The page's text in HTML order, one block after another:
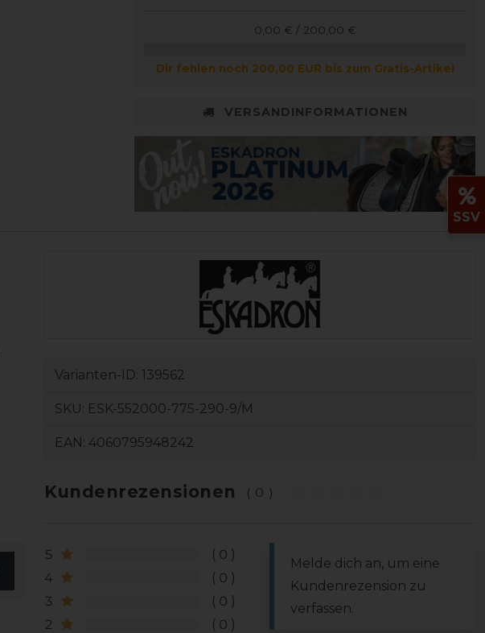
0,00 € / 200,00 €
Dir fehlen noch 200,00 EUR bis zum Gratis-Artikel
VERSANDINFORMATIONEN
Varianten-ID: 139562
SKU: ESK-552000-775-290-9/M
EAN: 4060795948242
Kundenrezensionen (0)
5
0
4
0
3
0
2
0
Melde dich an, um eine
Kundenrezension zu
verfassen.
SSV